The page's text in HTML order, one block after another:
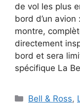
de vol les plus
bord d’un
montre,
directement
bord et sera
spécifique La
Catégories
Bell & Ross,